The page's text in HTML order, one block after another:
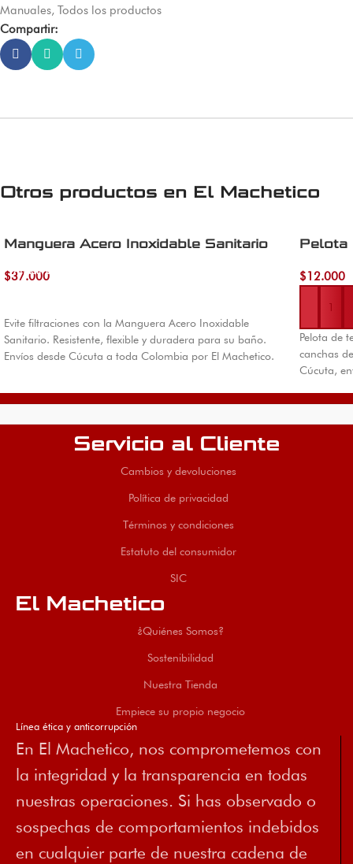
Manuales, Todos los productos
Compartir:
Otros productos en El Machetico
Manguera Acero Inoxidable Sanitario
$37.000
Añadir al carrito
Evite filtraciones con la Manguera Acero Inoxidable
Sanitario. Resistente, flexible y duradera para su baño.
Envíos desde Cúcuta a toda Colombia por El Machetico.
Pelota
$12.000
Añadir al
Pelota de
canchas
Cúcuta,
Servicio al Cliente
Cambios y devoluciones
Política de privacidad
Términos y condiciones
Estatuto del consumidor
SIC
El Machetico
¿Quiénes Somos?
Sostenibilidad
Nuestra Tienda
Empiece su propio negocio
Línea ética y anticorrupción
En El Machetico, nos comprometemos con
la integridad y la transparencia en todas
nuestras operaciones. Si has observado o
sospechas de comportamientos indebidos
en cualquier parte de nuestra cadena de